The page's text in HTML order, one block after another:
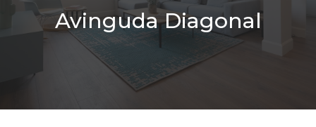
Avinguda Diagonal